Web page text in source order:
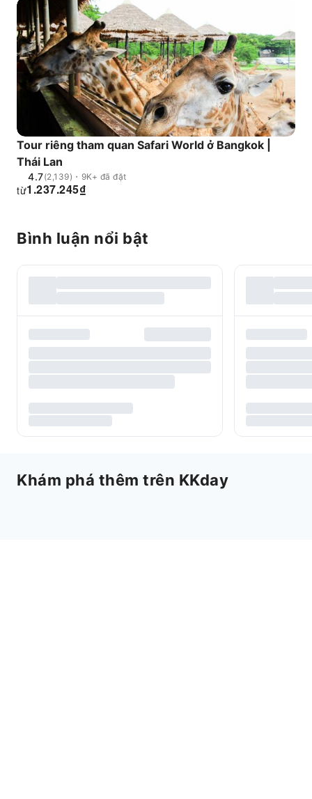
Tour riêng tham quan Safari World ở Bangkok |
Thái Lan
4.7(2,139)・9K+ đã đặt
₫
1.237.245
từ
Bình luận nổi bật
Khám phá thêm trên KKday